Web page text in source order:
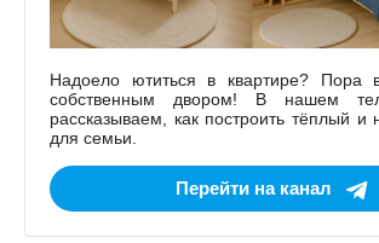
Надоело ютиться в квартире?
собственным двором! В нашем
рассказываем, как построить тёплый
для семьи.
Перейти на канал